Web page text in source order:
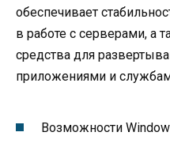
обеспечивает
в работе с серверами, а
средства для
приложениями и
Возможности